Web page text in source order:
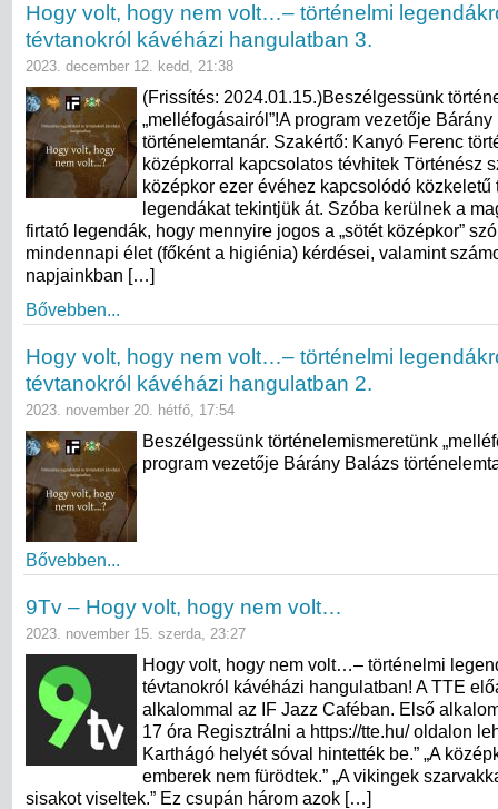
Hogy volt, hogy nem volt…– történelmi
tévtanokról kávéházi hangulatban 3.
2023. december 12. kedd, 21:38
(Frissítés: 2024.01.15.)Beszélgessünk
„melléfogásairól”!A program vezetője
történelemtanár. Szakértő: Kanyó Ferenc
középkorral kapcsolatos tévhitek Történész
középkor ezer évéhez kapcsolódó közkeletű
legendákat tekintjük át. Szóba kerülnek a
firtató legendák, hogy mennyire jogos a „sötét középkor”
mindennapi élet (főként a higiénia) kérdései, valamint
napjainkban […]
Bővebben...
Hogy volt, hogy nem volt…– történelmi
tévtanokról kávéházi hangulatban 2.
2023. november 20. hétfő, 17:54
Beszélgessünk történelemismeretünk
program vezetője Bárány Balázs
Bővebben...
9Tv – Hogy volt, hogy nem volt…
2023. november 15. szerda, 23:27
Hogy volt, hogy nem volt…– történelmi
tévtanokról kávéházi hangulatban! A TTE
alkalommal az IF Jazz Caféban. Első
17 óra Regisztrálni a https://tte.hu/ oldalon
Karthágó helyét sóval hintették be.” „A
emberek nem fürödtek.” „A vikingek
sisakot viseltek.” Ez csupán három azok […]